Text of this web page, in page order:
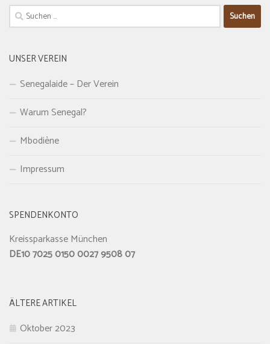
Suchen
nach:
UNSER VEREIN
Senegalaide – Der Verein
Warum Senegal?
Mbodiène
Impressum
SPENDENKONTO
Kreissparkasse München
DE10 7025 0150 0027 9508 07
ÄLTERE ARTIKEL
Oktober 2023